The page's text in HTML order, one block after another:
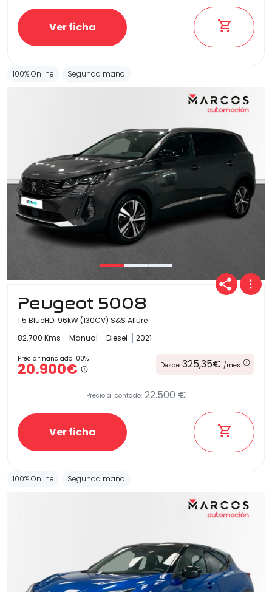
Ver ficha
100% Online Segunda mano
Peugeot 5008
1.5 BlueHDi 96kW (130CV) S&S Allure
82.700 Kms
Manual Diesel 2021
Precio financiado 100%
20.900€ Desde 325,35€ /mes
Precio al contado: 22.500 €
Ver ficha
100% Online Segunda mano